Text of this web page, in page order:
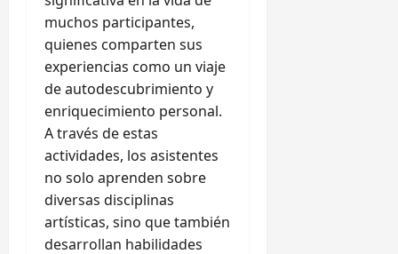
muchos participantes,
quienes comparten sus
experiencias como un viaje
de autodescubrimiento y
enriquecimiento personal.
A través de estas
actividades, los asistentes
no solo aprenden sobre
diversas disciplinas
artísticas, sino que también
desarrollan habilidades